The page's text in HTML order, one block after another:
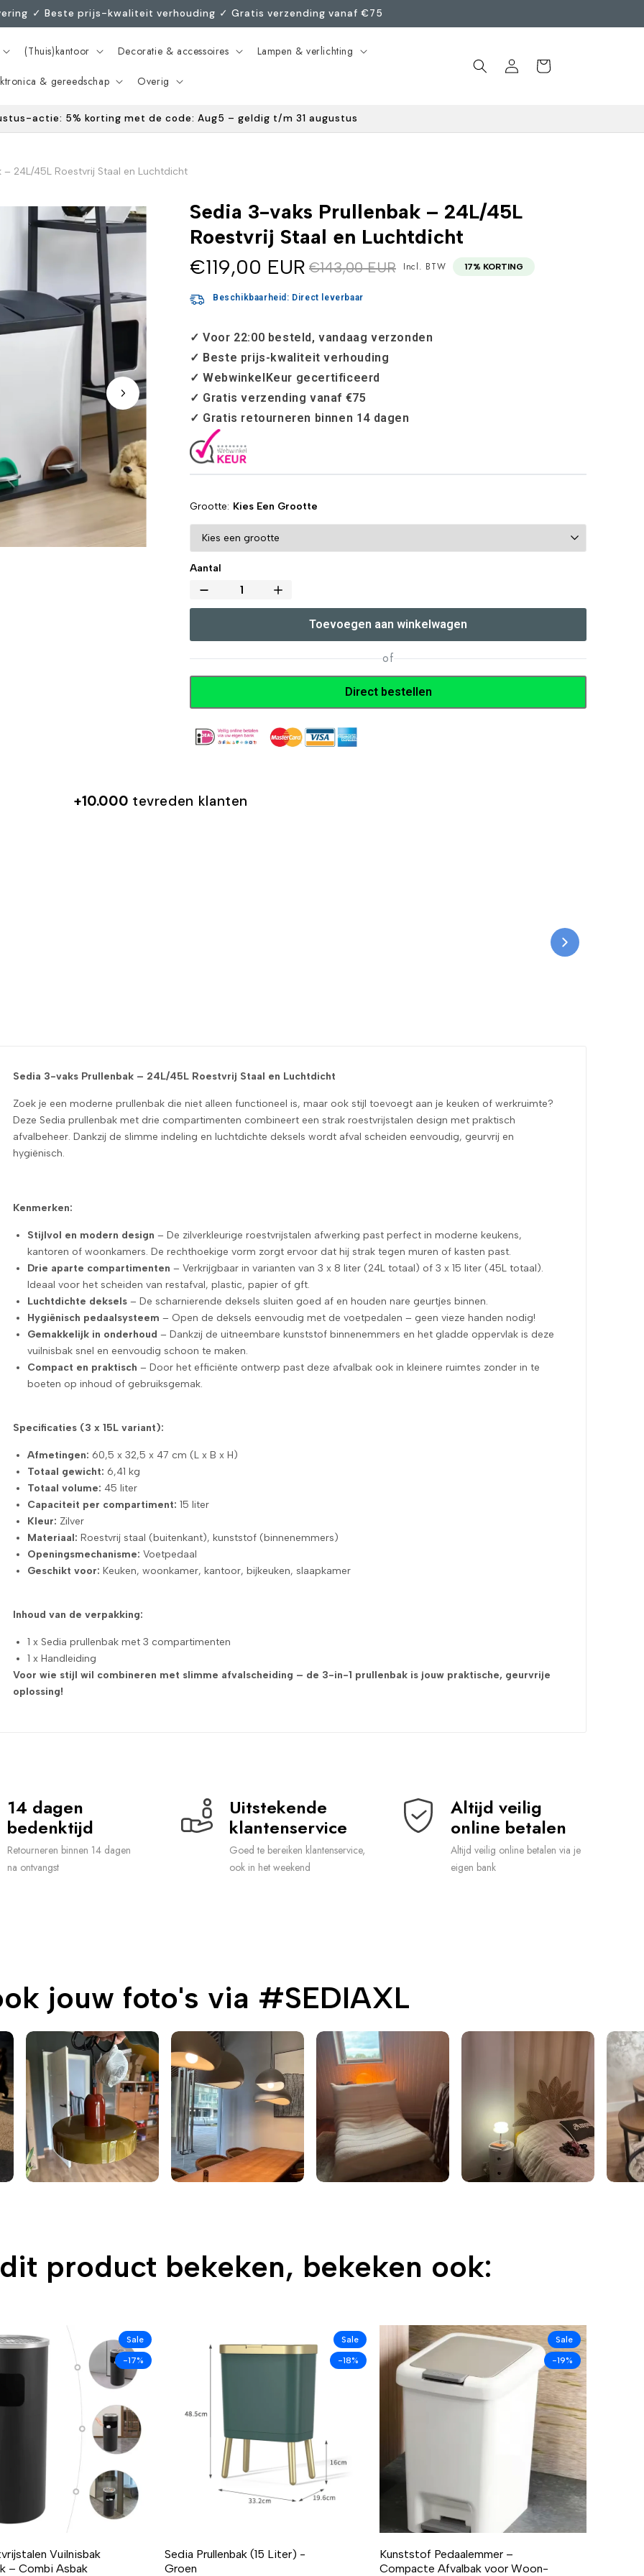
ㅤㅤ✓ Beste prijs-kwaliteit verhoudingㅤ ✓ Gratis verzending vanaf €75
(Thuis)kantoor Decoratie & accessoires Lampen & verlichting
& gereedschap Overig
InloggenWinkelwagen
actie: 5% korting met de code: Aug5 – geldig t/m 31 augustus
– 24L/45L Roestvrij Staal en Luchtdicht
Sedia 3-vaks Prullenbak – 24L/45L
Roestvrij Staal en Luchtdicht
€119,00 EUR €143,00 EUR Incl. BTW‎ ‎ ‎ 17% KORTING
Beschikbaarheid: Direct leverbaar
✓ Voor 22:00 besteld, vandaag verzonden
✓ Beste prijs-kwaliteit verhouding
✓ WebwinkelKeur gecertificeerd
✓ Gratis verzending vanaf €75
✓ Gratis retourneren binnen 14 dagen
Grootte Kies Een Grootte
Aantal
Toevoegen aan winkelwagen
of
Direct bestellen
+10.000 tevreden klanten
Sedia 3-vaks Prullenbak – 24L/45L Roestvrij Staal en Luchtdicht
Zoek je een moderne prullenbak die niet alleen functioneel is, maar ook stijl toevoegt aan je keuken of werkruimte?
Deze Sedia prullenbak met drie compartimenten combineert een strak roestvrijstalen design met praktisch
afvalbeheer. Dankzij de slimme indeling en luchtdichte deksels wordt afval scheiden eenvoudig, geurvrij en
hygiënisch.
Kenmerken:
Stijlvol en modern design – De zilverkleurige roestvrijstalen afwerking past perfect in moderne keukens,
kantoren of woonkamers. De rechthoekige vorm zorgt ervoor dat hij strak tegen muren of kasten past.
Drie aparte compartimenten – Verkrijgbaar in varianten van 3 x 8 liter (24L totaal) of 3 x 15 liter (45L totaal).
Ideaal voor het scheiden van restafval, plastic, papier of gft.
Luchtdichte deksels – De scharnierende deksels sluiten goed af en houden nare geurtjes binnen.
Hygiënisch pedaalsysteem – Open de deksels eenvoudig met de voetpedalen – geen vieze handen nodig!
Gemakkelijk in onderhoud – Dankzij de uitneembare kunststof binnenemmers en het gladde oppervlak is deze
vuilnisbak snel en eenvoudig schoon te maken.
Compact en praktisch – Door het efficiënte ontwerp past deze afvalbak ook in kleinere ruimtes zonder in te
boeten op inhoud of gebruiksgemak.
Specificaties (3 x 15L variant):
Afmetingen: 60,5 x 32,5 x 47 cm (L x B x H)
Totaal gewicht: 6,41 kg
Totaal volume: 45 liter
Capaciteit per compartiment: 15 liter
Kleur: Zilver
Materiaal: Roestvrij staal (buitenkant), kunststof (binnenemmers)
Openingsmechanisme: Voetpedaal
Geschikt voor: Keuken, woonkamer, kantoor, bijkeuken, slaapkamer
Inhoud van de verpakking:
1 x Sedia prullenbak met 3 compartimenten
1 x Handleiding
Voor wie stijl wil combineren met slimme afvalscheiding – de 3-in-1 prullenbak is jouw praktische, geurvrije
oplossing!
14 dagen
bedenktijd
Retourneren binnen 14 dagen
na ontvangst
Uitstekende
klantenservice
Goed te bereiken klantenservice,
ook in het weekend
Altijd veilig
online betalen
Altijd veilig online betalen via je
eigen bank
jouw foto's via #SEDIAXL
product bekeken, bekeken ook:
Sale
-17%
Vuilnisbak
– Combi Asbak
Sale
-18%
Sedia Prullenbak (15 Liter) -
Groen
Sale
-19%
Kunststof Pedaalemmer –
Compacte Afvalbak voor Woon-